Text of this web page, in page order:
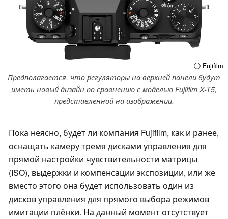
ⓘ Fujifilm
Предполагается, что регуляторы на верхней панели будут
иметь новый дизайн по сравнению с моделью Fujifilm X-T5,
представленной на изображении.
Пока неясно, будет ли компания Fujifilm, как и ранее,
оснащать камеру тремя дисками управления для
прямой настройки чувствительности матрицы
(ISO), выдержки и компенсации экспозиции, или же
вместо этого она будет использовать один из
дисков управления для прямого выбора режимов
имитации плёнки. На данный момент отсутствует